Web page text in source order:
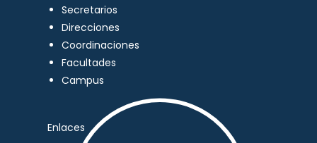
Secretarios
Direcciones
Coordinaciones
Facultades
Campus
Enlaces